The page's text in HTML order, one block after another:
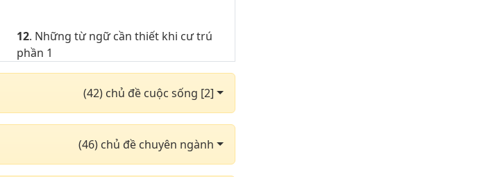
12. Những từ ngữ cần thiết khi cư trú
phần 1
18. Chủ đề động từ thường dùng phần 3
. Chủ đề động từ thường dùng phần 6
(42) chủ đề cuộc sống [2]
(46) chủ đề chuyên ngành